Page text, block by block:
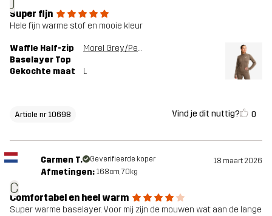
J
Super fijn
Hele fijn warme stof en mooie kleur
Waffle Half-zip
Baselayer Top
Morel Grey/Peyote
Gekochte maat L
Article nr 10698 Vind je dit nuttig? 0
C
Carmen T. Geverifieerde koper 18 maart 2026
Afmetingen: 168cm, 70kg
Comfortabel en heel warm
Super warme baselayer. Voor mij zijn de mouwen wat aan de lange